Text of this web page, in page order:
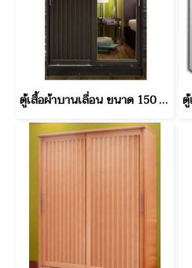
ตู้เสื้อผ้าบานเลื่อน ขนาด 150 ซม. เกาหลี